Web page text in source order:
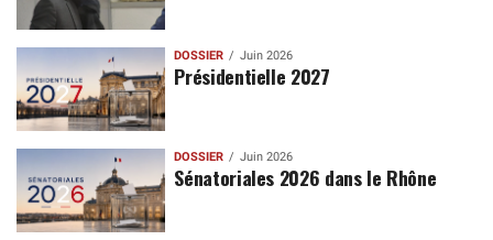
DOSSIER Juin 2026
Présidentielle 2027
DOSSIER Juin 2026
Sénatoriales 2026 dans le Rhône